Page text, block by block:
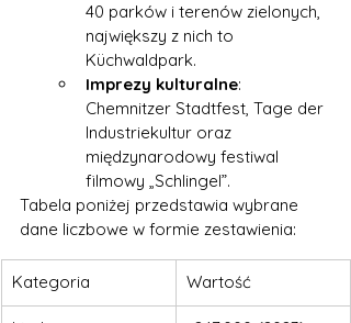
40 parków i terenów zielonych,
największy z nich to
Küchwaldpark.
Imprezy kulturalne:
Chemnitzer Stadtfest, Tage der
Industriekultur oraz
międzynarodowy festiwal
filmowy „Schlingel”.
Tabela poniżej przedstawia wybrane
dane liczbowe w formie zestawienia:
Kategoria Wartość